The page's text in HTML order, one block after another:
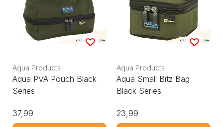
Aqua Products
Aqua PVA Pouch Black
Series
37,99
Aqua Products
Aqua Small Bitz Bag
Black Series
23,99